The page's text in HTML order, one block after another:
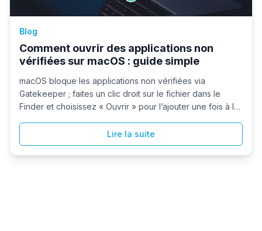
Blog
Comment ouvrir des applications non
vérifiées sur macOS : guide simple
macOS bloque les applications non vérifiées via
Gatekeeper ; faites un clic droit sur le fichier dans le
Finder et choisissez « Ouvrir » pour l’ajouter une fois à la
Confidentialité et sécurité et cliquez sur « Ouvrir quand
même » ou activez « Partout » via le Terminal (`sudo spctl
--master-disable`) pour des permissions plus larges.
Lire la suite